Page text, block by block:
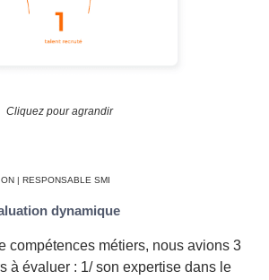
Cliquez pour agrandir
| RESPONSABLE SMI
dynamique
compétences métiers, nous avions 3
à évaluer : 1/ son expertise dans le